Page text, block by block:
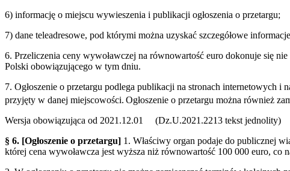
6) informację o miejscu wywieszenia i publikacji ogłoszenia o przetargu;
7) dane teleadresowe, pod którymi można uzyskać szczegółowe
6. Przeliczenia ceny wywoławczej na równowartość euro dokonuje się
Polski obowiązującego w tym dniu.
7. Ogłoszenie o przetargu podlega publikacji na stronach internetowych
przyjęty w danej miejscowości. Ogłoszenie o przetargu można również
Wersja obowiązująca od 2021.12.01 (Dz.U.2021.2213 tekst jednolity)
§ 6. [Ogłoszenie o przetargu] 1. Właściwy organ podaje do publicznej
której cena wywoławcza jest wyższa niż równowartość 100 000 euro, co